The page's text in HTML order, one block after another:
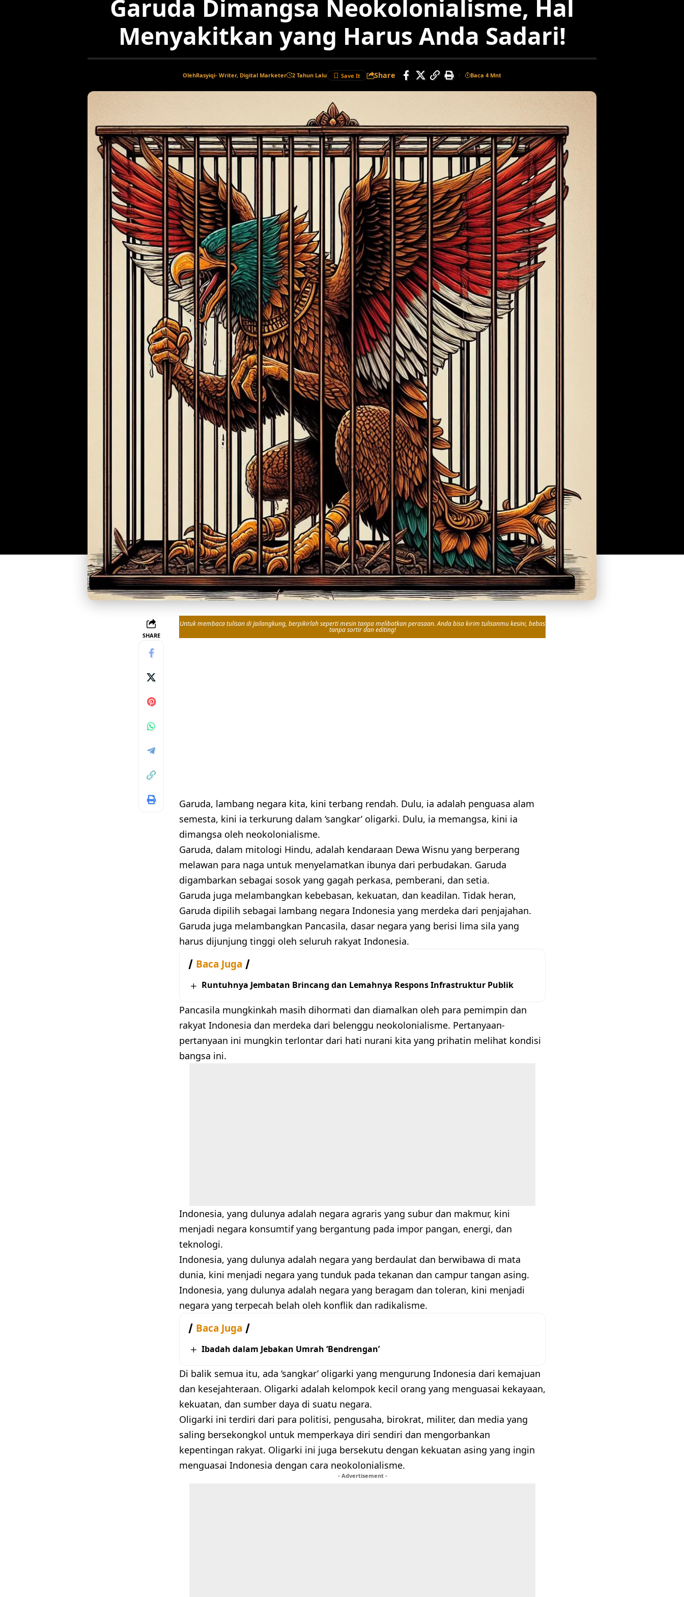
Garuda Dimangsa Neokolonialisme, Hal
Menyakitkan yang Harus Anda Sadari!
OlehRasyiqi- Writer, Digital Marketer 2 Tahun Lalu Share Baca 4 Mnt
SHARE
Untuk membaca tulisan di Jailangkung, berpikirlah seperti mesin tanpa melibatkan perasaan. Anda bisa kirim tulisanmu kesini, bebas
tanpa sortir dan editing!
Garuda, lambang negara kita, kini terbang rendah. Dulu, ia adalah penguasa alam
semesta, kini ia terkurung dalam ‘sangkar’ oligarki. Dulu, ia memangsa, kini ia
dimangsa oleh neokolonialisme.
Garuda, dalam mitologi Hindu, adalah kendaraan Dewa Wisnu yang berperang
melawan para naga untuk menyelamatkan ibunya dari perbudakan. Garuda
digambarkan sebagai sosok yang gagah perkasa, pemberani, dan setia.
Garuda juga melambangkan kebebasan, kekuatan, dan keadilan. Tidak heran,
Garuda dipilih sebagai lambang negara Indonesia yang merdeka dari penjajahan.
Garuda juga melambangkan Pancasila, dasar negara yang berisi lima sila yang
harus dijunjung tinggi oleh seluruh rakyat Indonesia.
Baca Juga
Runtuhnya Jembatan Brincang dan Lemahnya Respons Infrastruktur Publik
Pancasila mungkinkah masih dihormati dan diamalkan oleh para pemimpin dan
rakyat Indonesia dan merdeka dari belenggu neokolonialisme. Pertanyaan-
pertanyaan ini mungkin terlontar dari hati nurani kita yang prihatin melihat kondisi
bangsa ini.
Indonesia, yang dulunya adalah negara agraris yang subur dan makmur, kini
menjadi negara konsumtif yang bergantung pada impor pangan, energi, dan
teknologi.
Indonesia, yang dulunya adalah negara yang berdaulat dan berwibawa di mata
dunia, kini menjadi negara yang tunduk pada tekanan dan campur tangan asing.
Indonesia, yang dulunya adalah negara yang beragam dan toleran, kini menjadi
negara yang terpecah belah oleh konflik dan radikalisme.
Baca Juga
Ibadah dalam Jebakan Umrah ‘Bendrengan’
Di balik semua itu, ada ‘sangkar’ oligarki yang mengurung Indonesia dari kemajuan
dan kesejahteraan. Oligarki adalah kelompok kecil orang yang menguasai kekayaan,
kekuatan, dan sumber daya di suatu negara.
Oligarki ini terdiri dari para politisi, pengusaha, birokrat, militer, dan media yang
saling bersekongkol untuk memperkaya diri sendiri dan mengorbankan
kepentingan rakyat. Oligarki ini juga bersekutu dengan kekuatan asing yang ingin
menguasai Indonesia dengan cara neokolonialisme.
- Advertisement -